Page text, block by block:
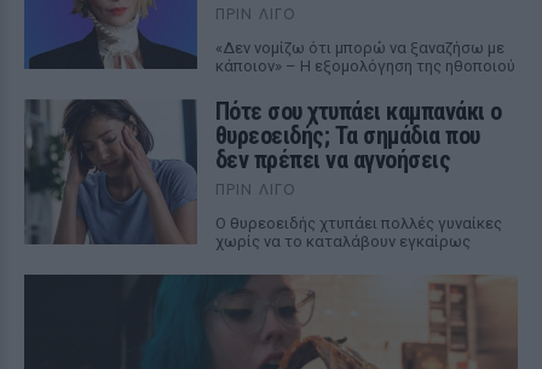
ΠΡΙΝ ΛΊΓΟ
«Δεν νομίζω ότι μπορώ να ξαναζήσω με
κάποιον» – Η εξομολόγηση της ηθοποιού
Πότε σου χτυπάει καμπανάκι ο
θυρεοειδής; Τα σημάδια που
δεν πρέπει να αγνοήσεις
ΠΡΙΝ ΛΊΓΟ
Ο θυρεοειδής χτυπάει πολλές γυναίκες
χωρίς να το καταλάβουν εγκαίρως